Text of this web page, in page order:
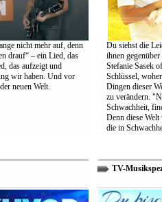
nicht mehr auf, denn
drauf“ – ein Lied, das
das aufzeigt und
wir haben. Und vor
neuen Welt.
Du siehst die
ihnen
Stefanie Sasek
Schlüssel,
Dingen dieser
zu verändern.
Schwachheit,
Denn diese Welt
die in
TV-